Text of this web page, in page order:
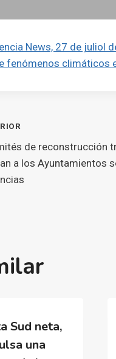
News, 27 de juliol
fenómenos climáticos
de reconstrucción
a los Ayuntamientos
Sud neta,
una